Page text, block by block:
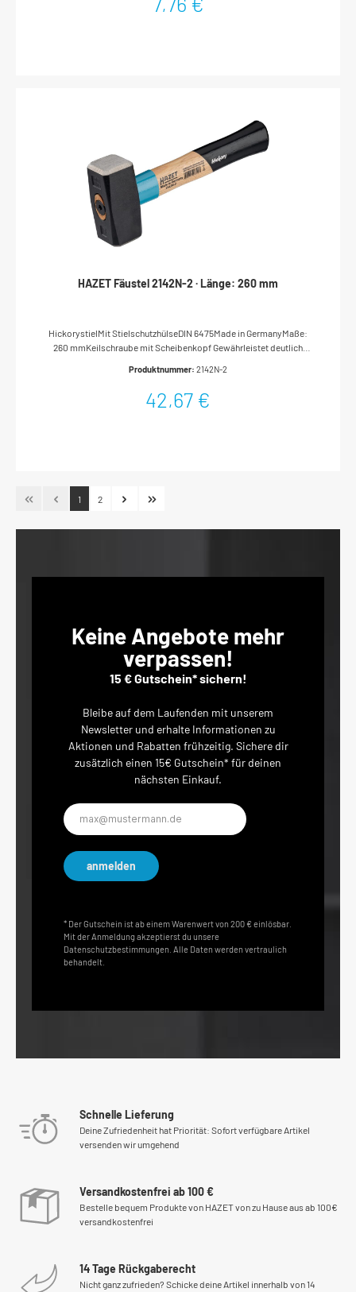
HAZET Fäustel 2142N-2 · Länge: 260 mm
HickorystielMit StielschutzhülseDIN 6475Made in GermanyMaße:
260 mmKeilschraube mit Scheibenkopf Gewährleistet deutlich
SystemeVerhindert wirksam Wegfliegen des
da keine Bauteile am Kopf hervorstehen Qualitätsstahl Höher
Schwingungsdämpfend, extrem biegefest und langlebigBesitzt drei-
bis vierfach höhere Belastungssicherheit gegenüber Standardstielen
Beschädigung noch zusammenSelbst bei Alterung des Holzstiels
Produktnummer: 2142N-2
42,67 €
1 2
Keine Angebote mehr
verpassen!
15 € Gutschein* sichern!
Bleibe auf dem Laufenden mit unserem
Newsletter und erhalte Informationen zu
Aktionen und Rabatten frühzeitig. Sichere dir
zusätzlich einen 15€ Gutschein* für deinen
nächsten Einkauf.
E-
Mail-
Adresse*
anmelden
* Der Gutschein ist ab einem Warenwert von 200 € einlösbar.
Mit der Anmeldung akzeptierst du unsere
Datenschutzbestimmungen. Alle Daten werden vertraulich
behandelt.
Schnelle Lieferung
Deine Zufriedenheit hat Priorität: Sofort verfügbare Artikel
versenden wir umgehend
Versandkostenfrei ab 100 €
Bestelle bequem Produkte von HAZET von zu Hause aus ab 100€
versandkostenfrei
14 Tage Rückgaberecht
Nicht ganz zufrieden? Schicke deine Artikel innerhalb von 14